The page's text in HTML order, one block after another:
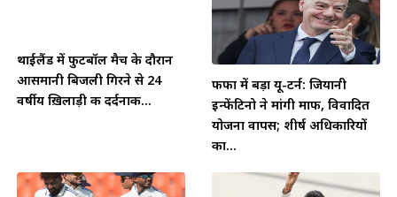
थाईलैंड में फुटबॉल मैच के दौरान
आसमानी बिजली गिरने से 24
वर्षीय ख़िलाड़ी की दर्दनाक...
फीफा में बड़ा यू-टर्न: जियानी
इन्फेंटिनो ने मांगी माफी, विवादित
योजना वापस; शीर्ष अधिकारियों
का...